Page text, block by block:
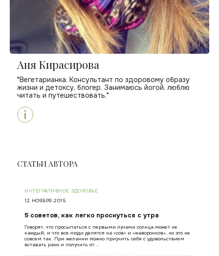
Аня Кирасирова
"Вегетарианка. Консультант по здоровому образу
жизни и детоксу, блогер. Занимаюсь йогой, люблю
читать и путешествовать."
СТАТЬИ АВТОРА
ИНТЕГРАТИВНОЕ ЗДОРОВЬЕ
12 НОЯБРЯ 2015
5 советов, как легко проснуться с утра
Говорят, что просыпаться с первыми лучами солнца может не
каждый, и что все люди делятся на «сов» и «жаворонков», но это не
совсем так. При желании можно приучить себя с удовольствием
вставать рано и получить от …